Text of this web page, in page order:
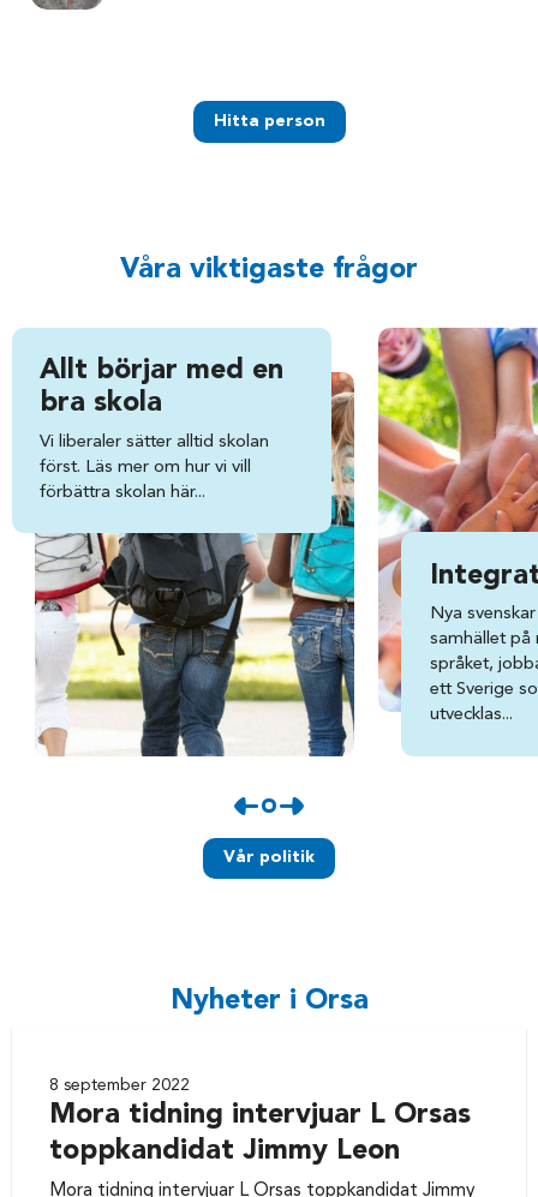
Hitta person
Våra viktigaste frågor
Allt börjar med en
bra skola
Vi liberaler sätter alltid skolan
först. Läs mer om hur vi vill
förbättra skolan här...
Nya
samhället på
språket,
ett Sverige
utvecklas...
Vår politik
Nyheter i Orsa
8 september 2022
Mora tidning intervjuar L Orsas
toppkandidat Jimmy Leon
Mora tidning intervjuar L Orsas toppkandidat Jimmy